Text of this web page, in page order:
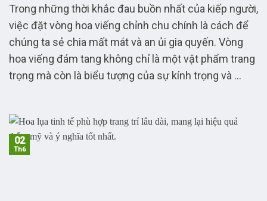
Trong những thời khắc đau buồn nhất của kiếp người,
việc đặt vòng hoa viếng chỉnh chu chính là cách để
chúng ta sẻ chia mất mát và an ủi gia quyến. Vòng
hoa viếng đám tang không chỉ là một vật phẩm trang
trọng mà còn là biểu tượng của sự kính trọng và ...
02
Th6